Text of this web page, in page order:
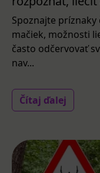
Spoznajte
mačiek, možnosti
často odčervovať
nav...
Čítaj ďalej